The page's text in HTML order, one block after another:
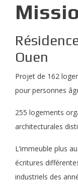
Ouen
Projet de 162
pour personnes
255 logements
architecturales
L’immeuble plus
écritures
industriels des